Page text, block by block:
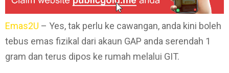
Emas2U – Yes, tak perlu ke cawangan, anda kini boleh
tebus emas fizikal dari akaun GAP anda serendah 1
gram dan terus dipos ke rumah melalui GIT.